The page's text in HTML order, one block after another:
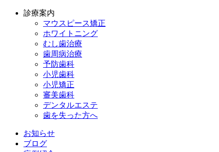
診療案内
マウスピース矯正
ホワイトニング
むし歯治療
歯周病治療
予防歯科
小児歯科
小児矯正
審美歯科
デンタルエステ
歯を失った方へ
お知らせ
ブログ